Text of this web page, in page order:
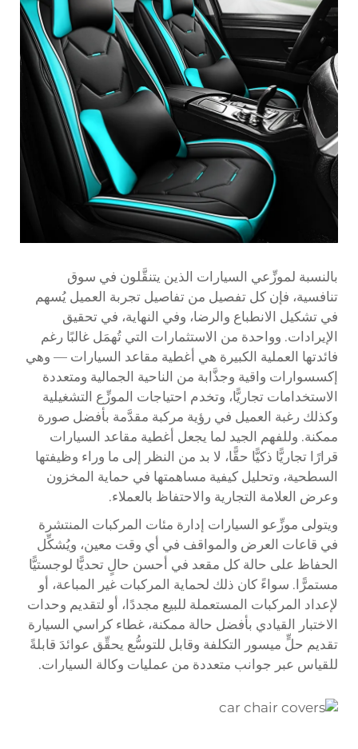
بالنسبة لموزِّعي السيارات الذين يتنقَّلون في سوق
تنافسية، فإن كل تفصيل من تفاصيل تجربة العميل يُسهم
في تشكيل الانطباع والرضا، وفي النهاية، في تحقيق
الإيرادات. وواحدة من الاستثمارات التي تُهمَل غالبًا رغم
فائدتها العملية الكبيرة هي أغطية مقاعد السيارات — وهي
إكسسوارات واقية وجذَّابة من الناحية الجمالية ومتعددة
الاستخدامات تجاريًّا، وتخدم احتياجات الموزِّع التشغيلية
وكذلك رغبة العميل في رؤية مركبة مقدَّمة بأفضل صورة
ممكنة. وللفهم الجيد لما يجعل أغطية مقاعد السيارات
قرارًا تجاريًّا ذكيًّا حقًّا، لا بد من النظر إلى ما وراء وظيفتها
السطحية، وتحليل كيفية مساهمتها في حماية المخزون
وعرض العلامة التجارية والاحتفاظ بالعملاء.
ويتولى موزِّعو السيارات إدارة مئات المركبات المنتشرة
في قاعات العرض والمواقف في أي وقت معين، ويُشكِّل
الحفاظ على حالة كل مقعد في أحسن حالٍ تحديًّا لوجستيًّا
مستمرًّا. سواءً كان ذلك لحماية المركبات غير المباعة، أو
لإعداد المركبات المستعملة للبيع مجددًا، أو لتقديم وحدات
الاختبار القيادي بأفضل حالة ممكنة، غطاء كراسي السيارة
تقديم حلٍّ ميسور التكلفة وقابل للتوسُّع يحقِّق عوائدَ قابلةً
للقياس عبر جوانب متعددة من عمليات وكالة السيارات.